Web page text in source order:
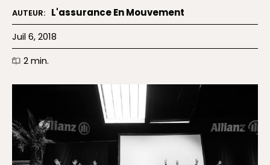
AUTEUR: L'assurance En Mouvement
Juil 6, 2018
2min.